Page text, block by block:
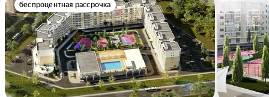
беспроцентная рассрочка